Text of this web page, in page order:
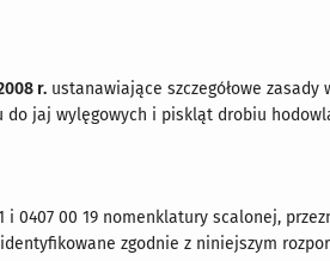
r. ustanawiające szczegółowe zasady
do jaj wylęgowych i piskląt drobiu
0407 00 19 nomenklatury scalonej,
zgodnie z niniejszym